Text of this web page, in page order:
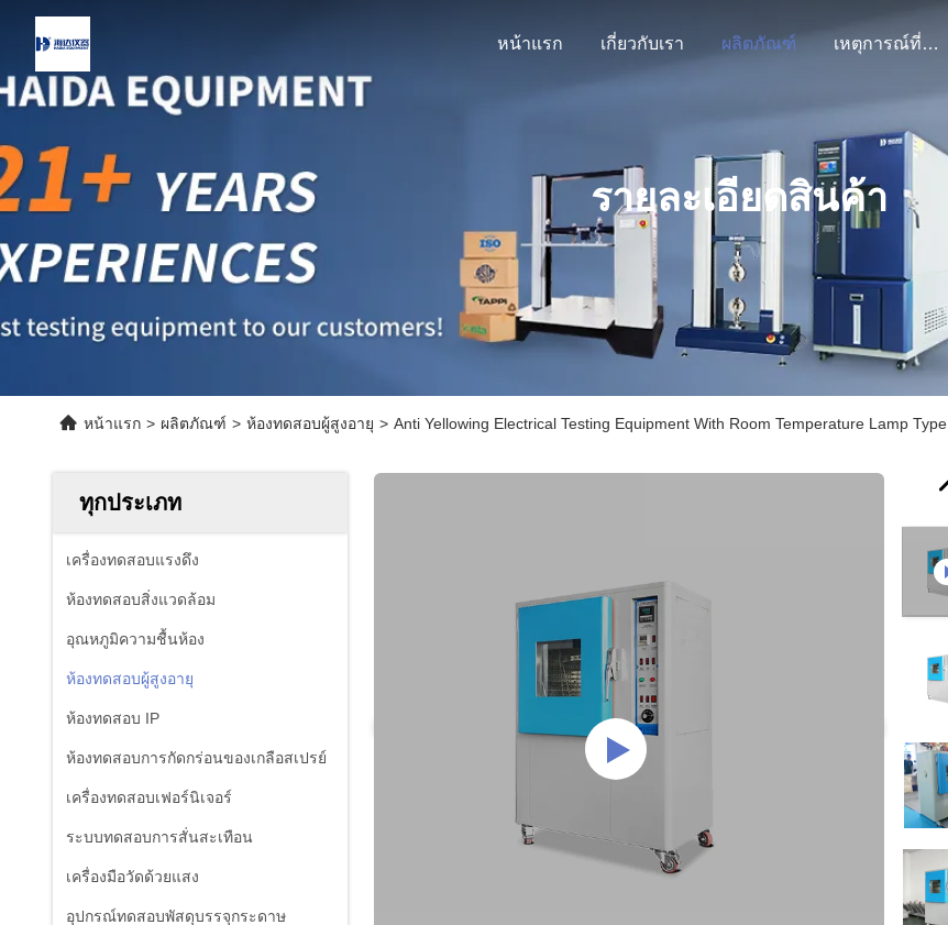
หน้าแรก เกี่ยวกับเรา ผลิตภัณฑ์ เหตุการณ์ที่เกิดขึ้น
รายละเอียดสินค้า
หน้าแรก > ผลิตภัณฑ์ > ห้องทดสอบผู้สูงอายุ > Anti Yellowing Electrical Testing Equipment With Room Temperature Lamp Type
ทุกประเภท
เครื่องทดสอบแรงดึง
ห้องทดสอบสิ่งแวดล้อม
อุณหภูมิความชื้นห้อง
ห้องทดสอบผู้สูงอายุ
ห้องทดสอบ IP
ห้องทดสอบการกัดกร่อนของเกลือสเปรย์
เครื่องทดสอบเฟอร์นิเจอร์
ระบบทดสอบการสั่นสะเทือน
เครื่องมือวัดด้วยแสง
อุปกรณ์ทดสอบพัสดุบรรจุกระดาษ